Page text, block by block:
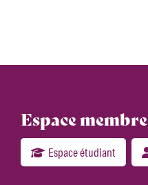
Espace membre
Espace étudiant